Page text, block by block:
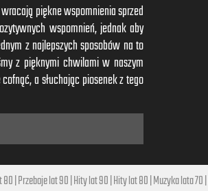
piękne wspomnienia sprzed
wspomnień, jednak aby
z najlepszych sposobów na to
z pięknymi chwilami w naszym
a słuchając piosenek z tego
80|Przeboje lat 90|Hity lat 90|Hity lat 80|Muzyka lata 70|